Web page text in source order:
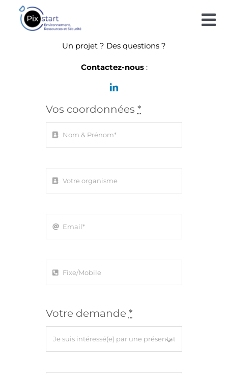
Passer
TECHNOLOGIE
Un projet ? Des questions ?
Contactez-nous:
Vos coordonnées *
Votre demande *